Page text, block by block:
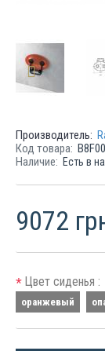
Производитель:
Код товара:
Наличие: Есть в
9072
* Цвет сиденья :
оранжевый